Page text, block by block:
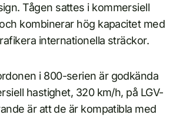
Tågen sattes i kommersiell
kombinerar hög kapacitet med
internationella sträckor.
i 800-serien är godkända
hastighet, 320 km/h, på LGV-
är att de är kompatibla med